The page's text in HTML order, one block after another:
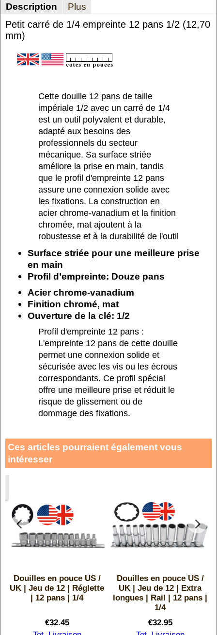
Description Plus
Petit carré de 1/4 empreinte 12 pans 1/2 (12,70
mm)
Cette douille 12 pans de taille
impériale 1/2 avec un carré de 1/4
est un outil polyvalent et durable,
adapté aux besoins des
professionnels du secteur
mécanique. Sa surface striée
améliore la prise en main, tandis
que le profil d'empreinte 12 pans
assure une connexion solide avec
les fixations. La construction en
acier chrome-vanadium et la finition
chromée, mat ajoutent à la
robustesse et à la durabilité de l'outil
Surface striée pour une meilleure prise
en main
Profil d’empreinte: Douze pans
Acier chrome-vanadium
Finition chromé, mat
Ouverture de la clé: 1/2
Profil d'empreinte 12 pans :
L'empreinte 12 pans de cette douille
permet une connexion solide et
sécurisée avec les vis ou les écrous
correspondants. Ce profil spécial
offre une meilleure prise et réduit le
risque de glissement ou de
dommage des fixations.
Ces articles pourraient également vous
intéresser
Douilles en pouce US /
UK | Jeu de 12 | Réglette
| 12 pans | 1/4
€32.45
Douilles en pouce US /
UK | Jeu de 12 | Extra
longues | Rail | 12 pans |
1/4
€32.95